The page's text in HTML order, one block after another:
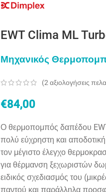
EWT Clima ML
Μηχανικός
(2αξιολογήσεις
€84,00
Ο θερμοπομπός δαπέδου
πολύ εύχρηστη και
τον μέγιστο έλεγχο
για θέρμανση ξεχωριστών
ειδικός σχεδιασμός του
παντού και παράλληλα